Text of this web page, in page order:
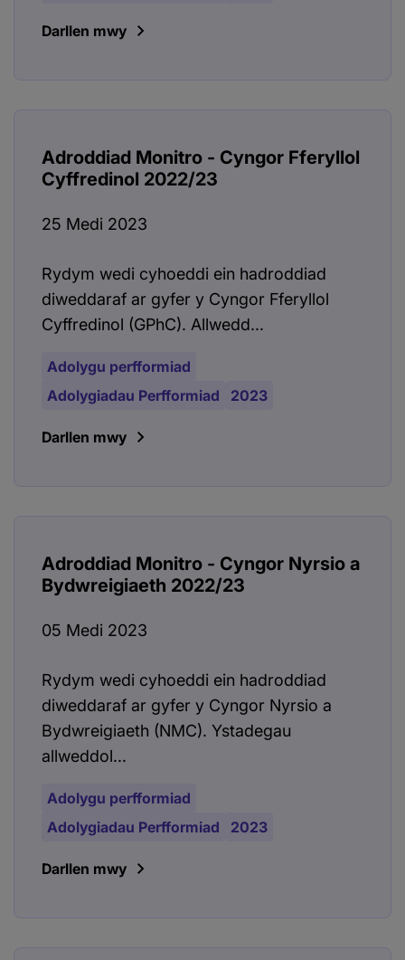
Darllen mwy
Adroddiad Monitro - Cyngor Fferyllol
Cyffredinol 2022/23
25 Medi 2023
Rydym wedi cyhoeddi ein hadroddiad
diweddaraf ar gyfer y Cyngor Fferyllol
Cyffredinol (GPhC). Allwedd...
Adolygu perfformiad
Adolygiadau Perfformiad
2023
Darllen mwy
Adroddiad Monitro - Cyngor Nyrsio a
Bydwreigiaeth 2022/23
05 Medi 2023
Rydym wedi cyhoeddi ein hadroddiad
diweddaraf ar gyfer y Cyngor Nyrsio a
Bydwreigiaeth (NMC). Ystadegau
allweddol...
Adolygu perfformiad
Adolygiadau Perfformiad
2023
Darllen mwy